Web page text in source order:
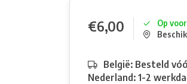
€6,00
Op
België: Besteld
Nederland: 1-2